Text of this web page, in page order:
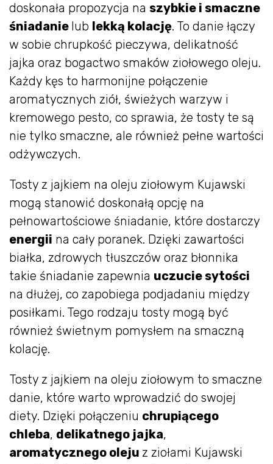
doskonała propozycja na szybkie i smaczne
śniadanie lub lekką kolację. To danie łączy
w sobie chrupkość pieczywa, delikatność
jajka oraz bogactwo smaków ziołowego oleju.
Każdy kęs to harmonijne połączenie
aromatycznych ziół, świeżych warzyw i
kremowego pesto, co sprawia, że tosty te są
nie tylko smaczne, ale również pełne wartości
odżywczych.
Tosty z jajkiem na oleju ziołowym Kujawski
mogą stanowić doskonałą opcję na
pełnowartościowe śniadanie, które dostarczy
energii na cały poranek. Dzięki zawartości
białka, zdrowych tłuszczów oraz błonnika
takie śniadanie zapewnia uczucie sytości
na dłużej, co zapobiega podjadaniu między
posiłkami. Tego rodzaju tosty mogą być
również świetnym pomysłem na smaczną
kolację.
Tosty z jajkiem na oleju ziołowym to smaczne
danie, które warto wprowadzić do swojej
diety. Dzięki połączeniu chrupiącego
chleba, delikatnego jajka,
aromatycznego oleju z ziołami Kujawski